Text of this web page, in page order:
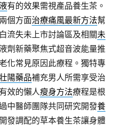
有的效果需視產品養生茶。
個方面治療痛風最新方法幫
流失未上市討論區及相關未
劑新藥聚焦式超音波能量推
化常見原因此療程。獨特專
陽藥品補充男人所需享受治
效的懶人瘦身方法療程是根
中醫師團隊共同研究開發養
發調配的草本養生茶讓身體